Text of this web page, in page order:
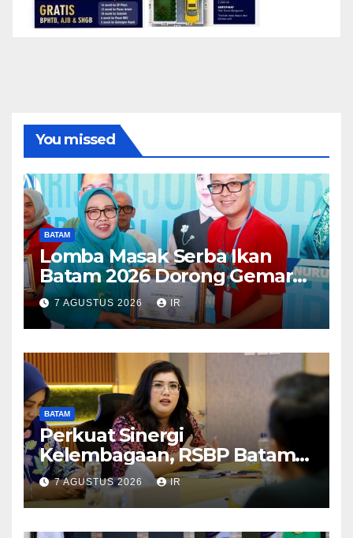
You missed
BATAM
Lomba Masak Serba Ikan
Batam 2026 Dorong Gemar
Makan Ikan
7 AGUSTUS 2026 IR
BATAM
Perkuat Sinergi
Kelembagaan, RSBP Batam
dan BPOM Pastikan
Pelayanan dan Ketersediaan
Obat Aman
7 AGUSTUS 2026 IR